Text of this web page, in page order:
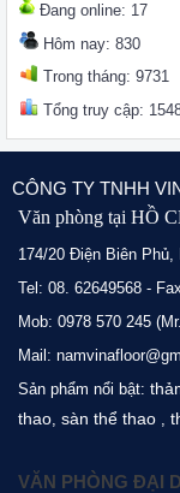
Đang online: 17
Hôm nay: 830
Trong tháng: 9731
Tổng truy cập:
CÔNG TY TNHH
Văn phòng tại HỒ
174/20 Điện Biên Phủ,
Tel: 08. 62649568 -
Mob: 0978 570 245
Mail:
Sản phẩm nổi bật:
thao sàn thể thao
VĂN PHÒNG ĐẠI